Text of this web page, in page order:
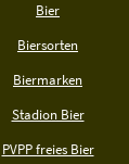
Bier
Biersorten
Biermarken
Stadion Bier
PVPP freies Bier